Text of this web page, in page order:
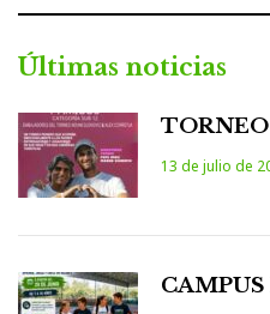
Últimas noticias
13 de julio de